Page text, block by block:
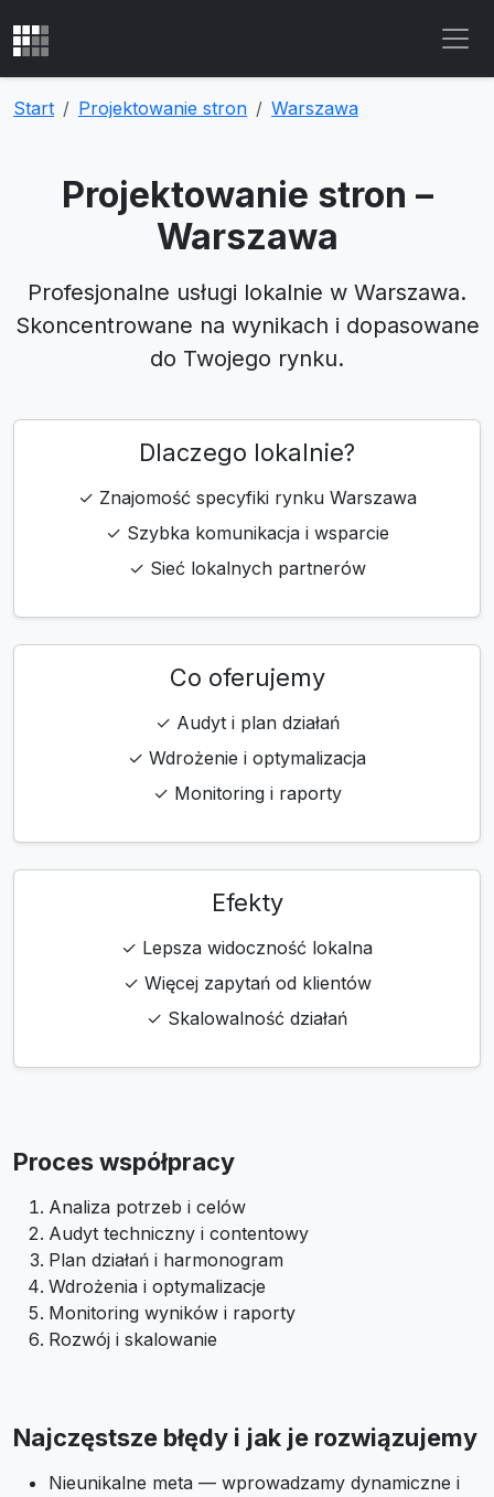
Start Projektowanie stron Warszawa
Projektowanie stron –
Warszawa
Profesjonalne usługi lokalnie w Warszawa.
Skoncentrowane na wynikach i dopasowane
do Twojego rynku.
Dlaczego lokalnie?
✓ Znajomość specyfiki rynku Warszawa
✓ Szybka komunikacja i wsparcie
✓ Sieć lokalnych partnerów
Co oferujemy
✓ Audyt i plan działań
✓ Wdrożenie i optymalizacja
✓ Monitoring i raporty
Efekty
✓ Lepsza widoczność lokalna
✓ Więcej zapytań od klientów
✓ Skalowalność działań
Proces współpracy
Analiza potrzeb i celów
Audyt techniczny i contentowy
Plan działań i harmonogram
Wdrożenia i optymalizacje
Monitoring wyników i raporty
Rozwój i skalowanie
Najczęstsze błędy i jak je rozwiązujemy
Nieunikalne meta — wprowadzamy dynamiczne i